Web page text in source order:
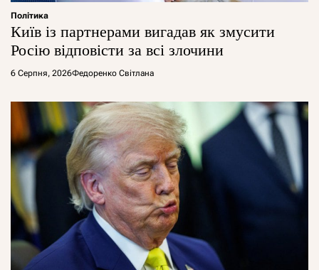
Політика
Київ із партнерами вигадав як змусити
Росію відповісти за всі злочини
6 Серпня, 2026Федоренко Світлана